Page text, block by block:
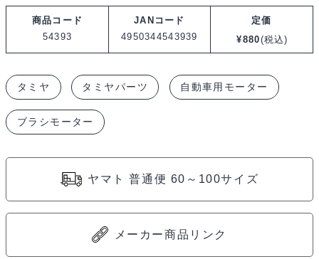
商品コード
54393
JANコード
4950344543939
定価
¥880(税込)
タミヤ タミヤパーツ 自動車用モーター
ブラシモーター
ヤマト 普通便 60～100サイズ
メーカー商品リンク